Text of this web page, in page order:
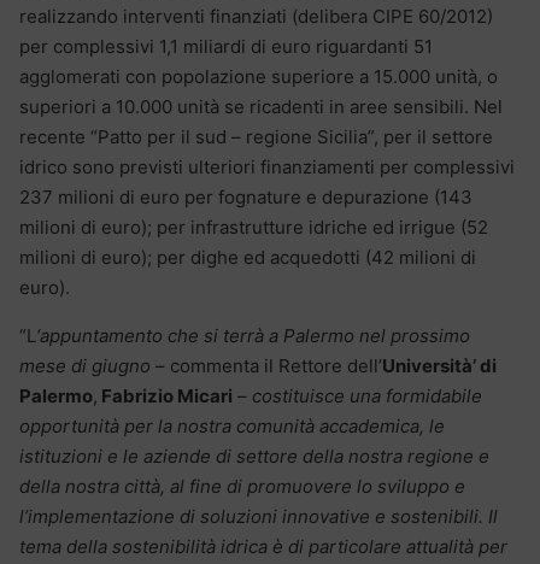
realizzando interventi finanziati (delibera CIPE 60/2012)
per complessivi 1,1 miliardi di euro riguardanti 51
agglomerati con popolazione superiore a 15.000 unità, o
superiori a 10.000 unità se ricadenti in aree sensibili. Nel
recente “Patto per il sud – regione Sicilia”, per il settore
idrico sono previsti ulteriori finanziamenti per complessivi
237 milioni di euro per fognature e depurazione (143
milioni di euro); per infrastrutture idriche ed irrigue (52
milioni di euro); per dighe ed acquedotti (42 milioni di
euro).
“L‘appuntamento che si terrà a Palermo nel prossimo
mese di giugno – commenta il Rettore dell’Università’ di
Palermo, Fabrizio Micari – costituisce una formidabile
opportunità per la nostra comunità accademica, le
istituzioni e le aziende di settore della nostra regione e
della nostra città, al fine di promuovere lo sviluppo e
l’implementazione di soluzioni innovative e sostenibili. Il
tema della sostenibilità idrica è di particolare attualità per